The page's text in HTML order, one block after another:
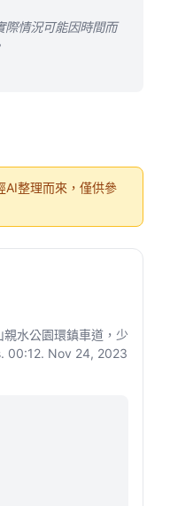
際情況可能因時間而
AI整理而來，僅供參
水公園環鎮車道，少
00:12. Nov 24, 2023